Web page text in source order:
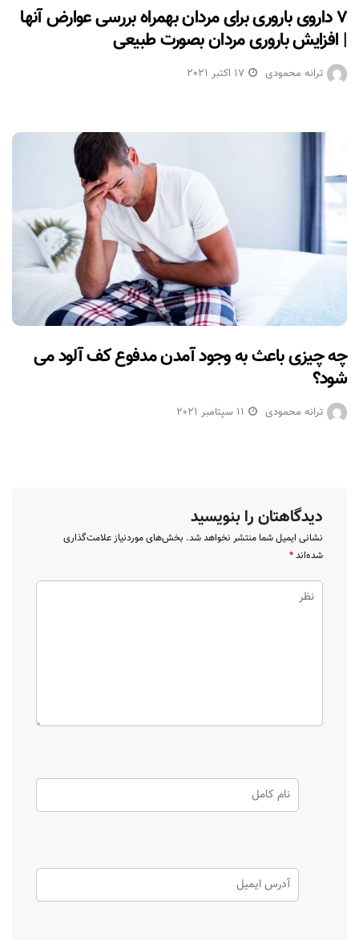
۷ داروی باروری برای مردان بهمراه بررسی عوارض آنها
| افزایش باروری مردان بصورت طبیعی
ترانه محمودی 17 اکتبر 2021
چه چیزی باعث به وجود آمدن مدفوع کف آلود می
شود؟
ترانه محمودی 11 سپتامبر 2021
دیدگاهتان را بنویسید
نشانی ایمیل شما منتشر نخواهد شد. بخش‌های موردنیاز علامت‌گذاری
شده‌اند*